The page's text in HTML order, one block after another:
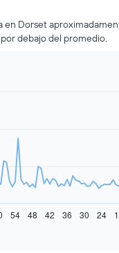
Dorset
debajo del promedio.
30
54 48 42 36 24